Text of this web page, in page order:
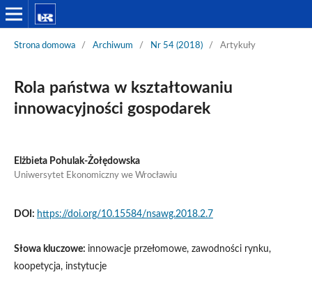
Strona domowa / Archiwum / Nr 54 (2018) / Artykuły
Rola państwa w kształtowaniu
innowacyjności gospodarek
Elżbieta Pohulak-Żołędowska
Uniwersytet Ekonomiczny we Wrocławiu
DOI: https://doi.org/10.15584/nsawg.2018.2.7
Słowa kluczowe: innowacje przełomowe, zawodności rynku,
koopetycja, instytucje